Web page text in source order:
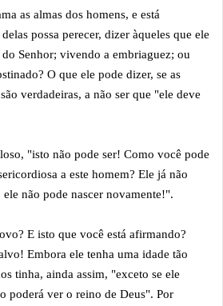
as almas dos homens, e está
possa perecer, dizer àqueles que ele
Senhor; vivendo a embriaguez; ou
O que ele pode dizer, se as
verdadeiras, a não ser que "ele deve
"isto não pode ser! Como você pode
a este homem? Ele já não
não pode nascer novamente!".
E isto que você está afirmando?
Embora ele tenha uma idade tão
tinha, ainda assim, "exceto se ele
poderá ver o reino de Deus". Por